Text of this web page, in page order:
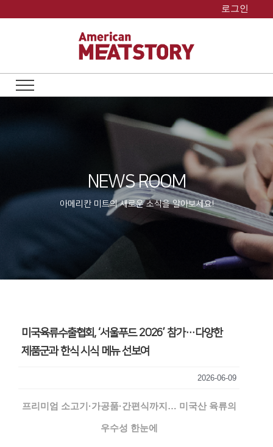
로그인
NEWS ROOM
아메리칸 미트의 새로운 소식을 알아보세요!
미국육류수출협회, ‘서울푸드 2026’ 참가…다양한
제품군과 한식 시식 메뉴 선보여
2026-06-09
프리미엄 소고기·가공품·간편식까지 … 미국산 육류의
우수성 한눈에